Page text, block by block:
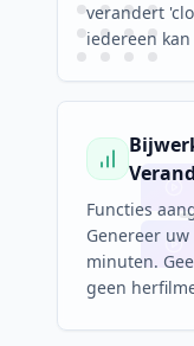
verandert
iedereen
Functies
Genereer
minuten.
geen